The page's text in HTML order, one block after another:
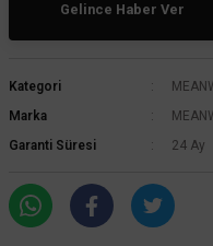
Gelince Haber Ver
Kategori
Marka
Garanti Süresi
24 Ay